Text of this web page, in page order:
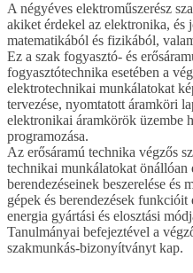
A négyéves elektroműszerész
akiket érdekel az elektronika, és
matematikából és fizikából,
Ez a szak fogyasztó- és
fogyasztótechnika esetében a
elektrotechnikai munkálatokat
tervezése, nyomtatott áramköri
elektronikai áramkörök üzembe
programozása.
Az erősáramú technika végzős
technikai munkálatokat
berendezéseinek beszerelése és
gépek és berendezések
energia gyártási és elosztási
Tanulmányai befejeztével a
szakmunkás-bizonyítványt kap.